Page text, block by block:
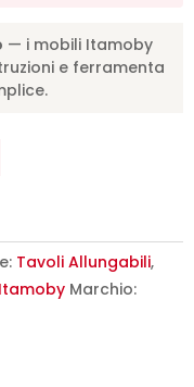
— i mobili Itamoby
e ferramenta
Tavoli Allungabili,
Marchio: